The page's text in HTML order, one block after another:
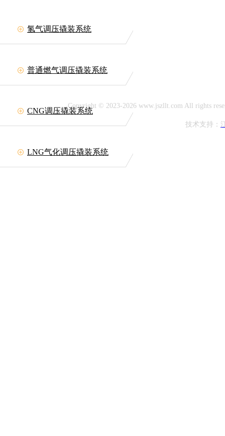
氢气调压撬装系统
普通燃气调压撬装系统
CNG调压撬装系统
LNG气化调压撬装系统
限公司
Copyright © 2023-2026 www.jszllt.com All rights
技术支持：